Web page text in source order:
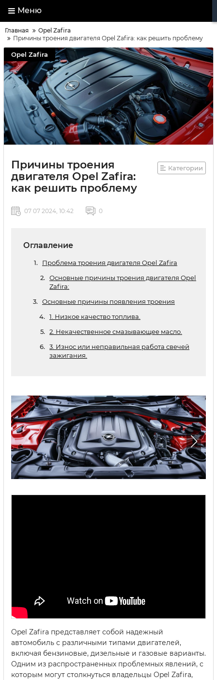
Меню
Главная
Opel Zafira
Причины троения двигателя Opel Zafira: как решить проблему
Opel Zafira
Причины троения
двигателя Opel Zafira:
как решить проблему
Категории
07 07 2024, 10:42 0
Оглавление
Проблема троения двигателя Opel Zafira
Основные причины троения двигателя Opel
Zafira:
Основные причины появления троения
1. Низкое качество топлива.
2. Некачественное смазывающее масло.
3. Износ или неправильная работа свечей
зажигания.
Opel Zafira представляет собой надежный
автомобиль с различными типами двигателей,
включая бензиновые, дизельные и газовые варианты.
Одним из распространенных проблемных явлений, с
которым могут столкнуться владельцы Opel Zafira,